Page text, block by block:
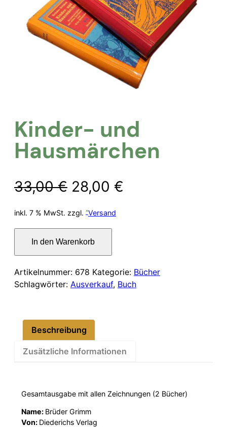
Kinder- und
Hausmärchen
33,00€ Ursprünglicher
Preis
war:
33,00 €
28,00 €
inkl. 7 % MwSt. zzgl. Versand
Hausmärchen
Menge
In den Warenkorb
Artikelnummer: 678 Kategorie: Bücher
Schlagwörter: Ausverkauf, Buch
Beschreibung
Zusätzliche Informationen
Gesamtausgabe mit allen Zeichnungen (2 Bücher)
Name: Brüder Grimm
Von: Diederichs Verlag